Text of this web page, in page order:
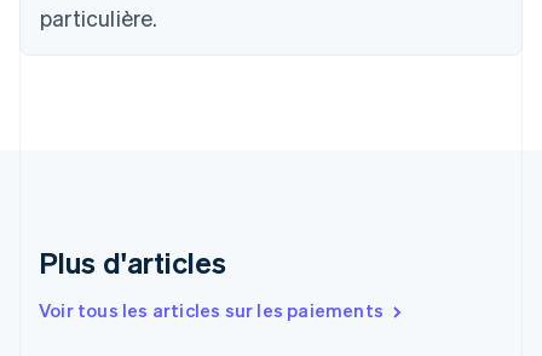
particulière.
Plus d'articles
Voir tous les articles sur les paiements
Chypre
Croatie
Estonie
États-Unis